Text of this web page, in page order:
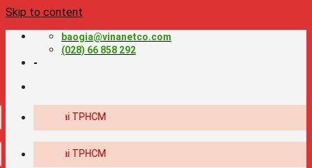
Skip to content
baogia@vinanetco.com
(028) 66 858 292
-